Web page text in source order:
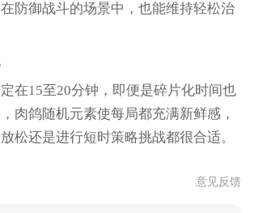
防御战斗的场景中，也能维持轻松治
在15至20分钟，即便是碎片化时间也
肉鸽随机元素使每局都充满新鲜感，
松还是进行短时策略挑战都很合适。
意见反馈